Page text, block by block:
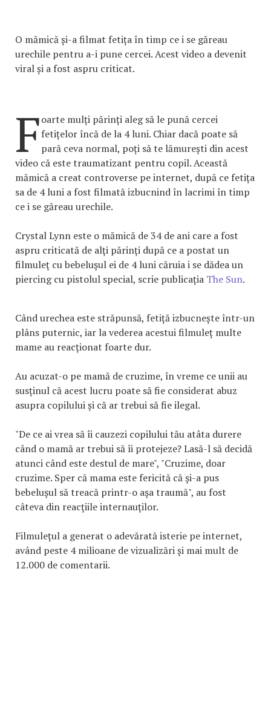
O mămică și-a filmat fetița în timp ce i se găreau
urechile pentru a-i pune cercei. Acest video a devenit
viral și a fost aspru criticat.
Foarte mulți părinți aleg să le pună cercei
fetițelor încă de la 4 luni. Chiar dacă poate să
pară ceva normal, poți să te lămurești din acest
video că este traumatizant pentru copil. Această
mămică a creat controverse pe internet, după ce fetița
sa de 4 luni a fost filmată izbucnind în lacrimi în timp
ce i se găreau urechile.
Crystal Lynn este o mămică de 34 de ani care a fost
aspru criticată de alţi părinţi după ce a postat un
filmuleţ cu bebeluşul ei de 4 luni căruia i se dădea un
piercing cu pistolul special, scrie publicația The Sun.
Când urechea este străpunsă, fetiță izbucnește într-un
plâns puternic, iar la vederea acestui filmuleț multe
mame au reacționat foarte dur.
Au acuzat-o pe mamă de cruzime, în vreme ce unii au
susținul că acest lucru poate să fie considerat abuz
asupra copilului și că ar trebui să fie ilegal.
"De ce ai vrea să îi cauzezi copilului tău atâta durere
când o mamă ar trebui să îi protejeze? Lasă-l să decidă
atunci când este destul de mare", "Cruzime, doar
cruzime. Sper că mama este fericită că şi-a pus
bebeluşul să treacă printr-o aşa traumă", au fost
câteva din reacţiile internauţilor.
Filmulețul a generat o adevărată isterie pe internet,
având peste 4 milioane de vizualizări și mai mult de
12.000 de comentarii.